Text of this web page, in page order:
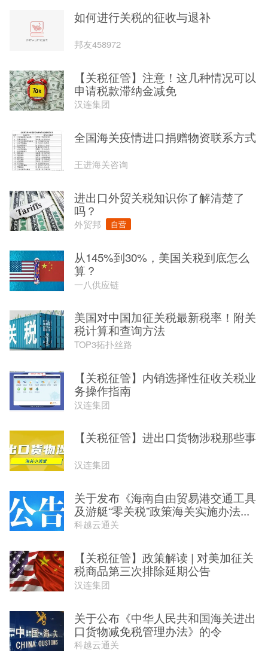
如何进行关税的征收与退补
邦友458972
【关税征管】注意！这几种情况可以
申请税款滞纳金减免
汉连集团
全国海关疫情进口捐赠物资联系方式
王进海关咨询
进出口外贸关税知识你了解清楚了
吗？
外贸邦 自营
从145%到30%，美国关税到底怎么
算？
一八供应链
美国对中国加征关税最新税率！附关
税计算和查询方法
TOP3拓扑丝路
【关税征管】内销选择性征收关税业
务操作指南
汉连集团
【关税征管】进出口货物涉税那些事
汉连集团
关于发布《海南自由贸易港交通工具
及游艇“零关税”政策海关实施办法...
科越云通关
【关税征管】政策解读 | 对美加征关
税商品第三次排除延期公告
汉连集团
关于公布《中华人民共和国海关进出
口货物减免税管理办法》的令
科越云通关